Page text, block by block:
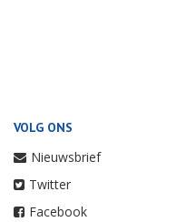
VOLG ONS
Nieuwsbrief
Twitter
Facebook